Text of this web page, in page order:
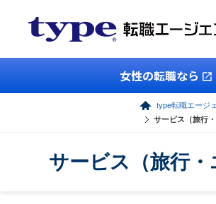
女性の転職なら
type転職エージ
サービス（旅行
サービス（旅行